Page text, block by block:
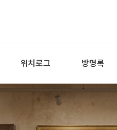
위치로그 방명록